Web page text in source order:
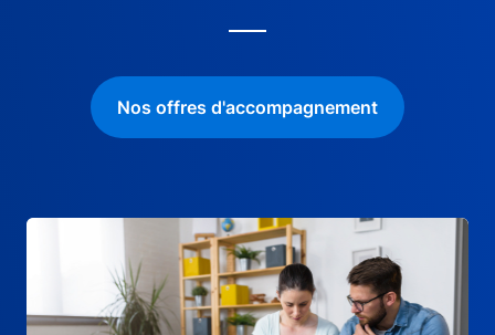
Nos offres d'accompagnement